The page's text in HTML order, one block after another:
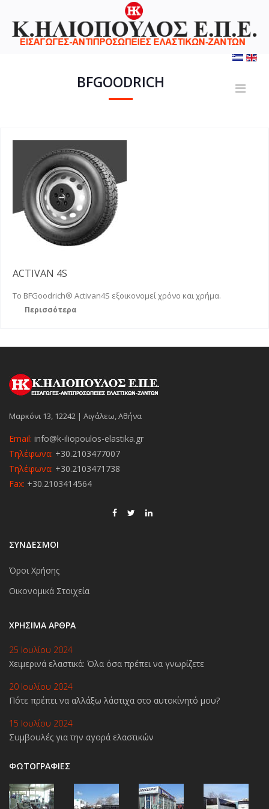
BFGOODRICH
ACTIVAN 4S
Το BFGoodrich® Activan4S εξοικονομεί χρόνο και χρήμα.
Περισσότερα
Μαρκόνι 13, 12242 | Αιγάλεω, Αθήνα
Email: info@k-iliopoulos-elastika.gr
Τηλέφωνα: +30.2103477007
Τηλέφωνα: +30.2103471738
Fax: +30.2103414564
ΣΥΝΔΕΣΜΟΙ
Όροι Χρήσης
Οικονομικά Στοιχεία
ΧΡΉΣΙΜΑ ΆΡΘΡΑ
25 Ιουλίου 2024
Χειμερινά ελαστικά: Όλα όσα πρέπει να γνωρίζετε
20 Ιουλίου 2024
Πότε πρέπει να αλλάξω λάστιχα στο αυτοκίνητό μου?
15 Ιουλίου 2024
Συμβουλές για την αγορά ελαστικών
ΦΩΤΟΓΡΑΦΙΕΣ